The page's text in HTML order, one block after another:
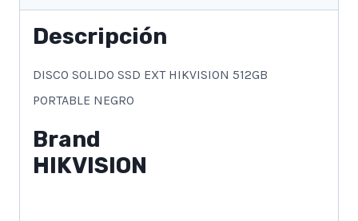
Descripción
DISCO SOLIDO SSD EXT HIKVISION 512GB
PORTABLE NEGRO
Brand
HIKVISION